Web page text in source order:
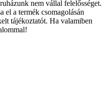
nem vállal felelősséget.
el a termék csomagolásán
tájékoztatót. Ha valamiben